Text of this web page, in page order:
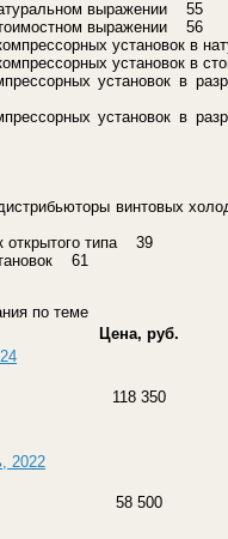
выражении 55
выражении 56
установок в
установок в
установок в
установок в
винтовых
открытого типа 39
61
по теме
Цена, руб.
118 350
2022
58 500